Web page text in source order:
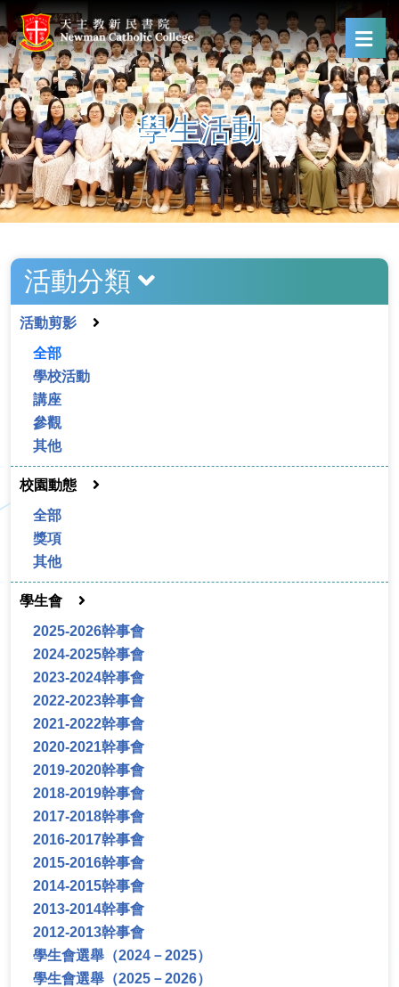
學生活動
活動分類
活動剪影
全部
學校活動
講座
參觀
其他
校園動態
全部
獎項
其他
學生會
2025-2026幹事會
2024-2025幹事會
2023-2024幹事會
2022-2023幹事會
2021-2022幹事會
2020-2021幹事會
2019-2020幹事會
2018-2019幹事會
2017-2018幹事會
2016-2017幹事會
2015-2016幹事會
2014-2015幹事會
2013-2014幹事會
2012-2013幹事會
學生會選舉（2024－2025）
學生會選舉（2025－2026）